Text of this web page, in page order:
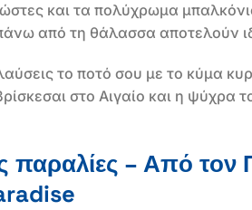
και τα πολύχρωμα
από τη θάλασσα αποτελούν
το ποτό σου με το κύμα
στο Αιγαίο και η ψύχρα
παραλίες – Από τον